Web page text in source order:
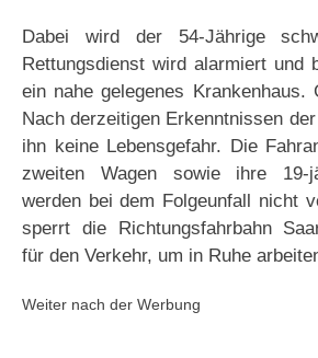
Dabei wird der 54-Jährige
Rettungsdienst wird alarmiert und
ein nahe gelegenes Krankenhaus.
Nach derzeitigen Erkenntnissen
ihn keine Lebensgefahr. Die
zweiten Wagen sowie ihre 19-
werden bei dem Folgeunfall nicht
sperrt die Richtungsfahrbahn
für den Verkehr, um in Ruhe
Weiter nach der Werbung